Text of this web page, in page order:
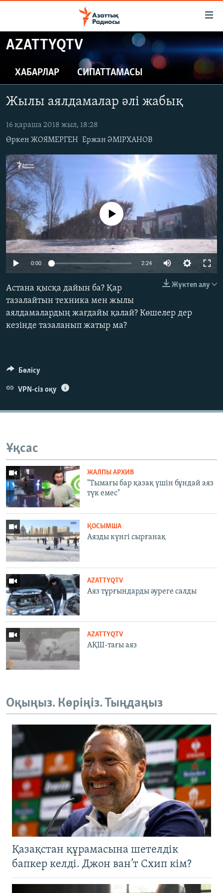
Skip
to
content
to
Navigation
Skip
Search
ЖАҢАЛЫҚТАР
САЯСАТ
ҚАҢТАР ОҚИҒАСЫ
АДАМ ҚҰҚЫҚТАРЫ
ӘЛЕУМЕТ
ӘЛЕМ
АРНАЙЫ ЖОБАЛАР
Русский
ЖАЗЫЛЫҢЫЗ
AZATTYQTV
ХАБАРЛАР СИПАТТАМАСЫ
Жылы аялдамалар әлі жабық
16 қараша 2018 жыл, 18:28
Өркен ЖОЯМЕРГЕН Ержан ӘМІРХАНОВ
No media source currently available
0:00 2:24
Жүктеп алу
Астана қысқа дайын ба? Қар
тазалайтын техника мен жылы
аялдамалардың жағдайы қалай? Көшелер дер
кезінде тазаланып жатыр ма?
Бөлісу
VPN-сіз оқу
Ұқсас
ЖАЛПЫ АРХИВ
"Тымағы бар қазақ үшін бұндай аяз
түк емес"
ҚОСЫМША
Аязды күнгі сырғанақ
AZATTYQTV
Аяз тұрғындарды әуреге салды
AZATTYQTV
АҚШ-тағы аяз
Оқыңыз. Көріңіз. Тыңдаңыз
Қазақстан құрамасына шетелдік
бапкер келді. Джон ван’т Схип кім?